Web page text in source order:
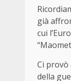
già
cui
Ci provò
della